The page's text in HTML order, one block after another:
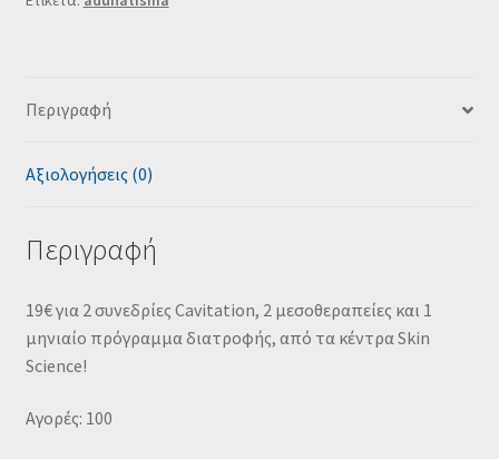
Περιγραφή
Αξιολογήσεις (0)
Περιγραφή
19€ για 2 συνεδρίες Cavitation, 2 μεσοθεραπείες και 1
μηνιαίο πρόγραμμα διατροφής, από τα κέντρα Skin
Science!
Αγορές: 100